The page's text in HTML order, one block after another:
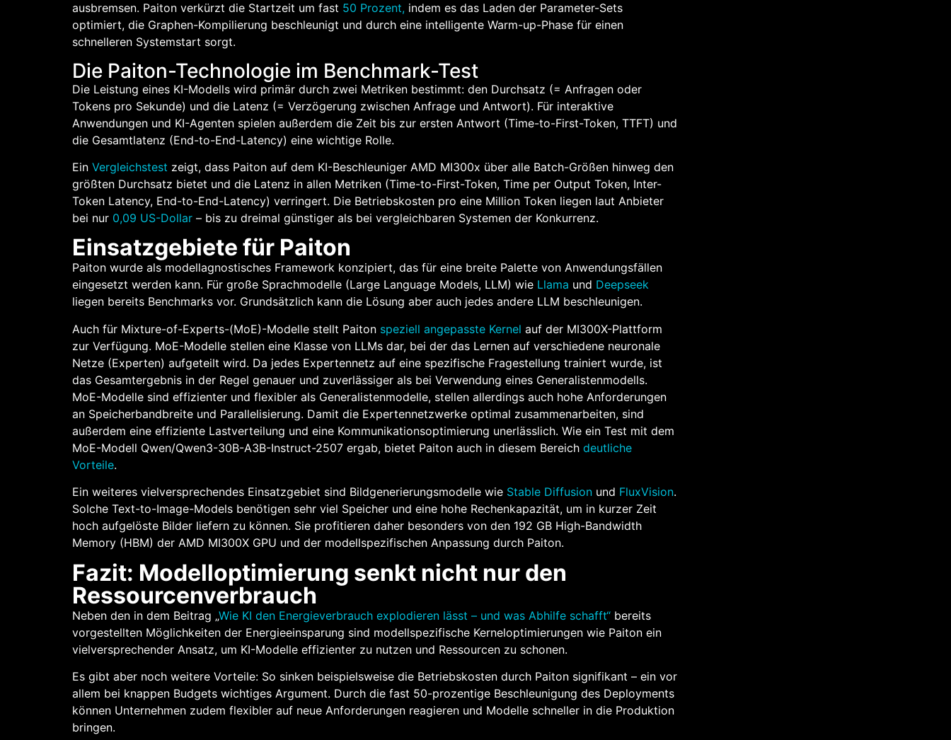
ausbremsen. Paiton verkürzt die Startzeit um fast 50 Prozent, indem es das Laden der Parameter-Sets
optimiert, die Graphen-Kompilierung beschleunigt und durch eine intelligente Warm-up-Phase für einen
schnelleren Systemstart sorgt.
Die Paiton-Technologie im Benchmark-Test
Die Leistung eines KI-Modells wird primär durch zwei Metriken bestimmt: den Durchsatz (= Anfragen oder
Tokens pro Sekunde) und die Latenz (= Verzögerung zwischen Anfrage und Antwort). Für interaktive
Anwendungen und KI-Agenten spielen außerdem die Zeit bis zur ersten Antwort (Time-to-First-Token, TTFT) und
die Gesamtlatenz (End-to-End-Latency) eine wichtige Rolle.
Ein Vergleichstest zeigt, dass Paiton auf dem KI-Beschleuniger AMD MI300x über alle Batch-Größen hinweg den
größten Durchsatz bietet und die Latenz in allen Metriken (Time-to-First-Token, Time per Output Token, Inter-
Token Latency, End-to-End-Latency) verringert. Die Betriebskosten pro eine Million Token liegen laut Anbieter
bei nur 0,09 US-Dollar – bis zu dreimal günstiger als bei vergleichbaren Systemen der Konkurrenz.
Einsatzgebiete für Paiton
Paiton wurde als modellagnostisches Framework konzipiert, das für eine breite Palette von Anwendungsfällen
eingesetzt werden kann. Für große Sprachmodelle (Large Language Models, LLM) wie Llama und Deepseek
liegen bereits Benchmarks vor. Grundsätzlich kann die Lösung aber auch jedes andere LLM beschleunigen.
Auch für Mixture-of-Experts-(MoE)-Modelle stellt Paiton speziell angepasste Kernel auf der MI300X-Plattform
zur Verfügung. MoE-Modelle stellen eine Klasse von LLMs dar, bei der das Lernen auf verschiedene neuronale
Netze (Experten) aufgeteilt wird. Da jedes Expertennetz auf eine spezifische Fragestellung trainiert wurde, ist
das Gesamtergebnis in der Regel genauer und zuverlässiger als bei Verwendung eines Generalistenmodells.
MoE-Modelle sind effizienter und flexibler als Generalistenmodelle, stellen allerdings auch hohe Anforderungen
an Speicherbandbreite und Parallelisierung. Damit die Expertennetzwerke optimal zusammenarbeiten, sind
außerdem eine effiziente Lastverteilung und eine Kommunikationsoptimierung unerlässlich. Wie ein Test mit dem
MoE-Modell Qwen/Qwen3-30B-A3B-Instruct-2507 ergab, bietet Paiton auch in diesem Bereich deutliche
Vorteile.
Ein weiteres vielversprechendes Einsatzgebiet sind Bildgenerierungsmodelle wie Stable Diffusion und FluxVision.
Solche Text-to-Image-Models benötigen sehr viel Speicher und eine hohe Rechenkapazität, um in kurzer Zeit
hoch aufgelöste Bilder liefern zu können. Sie profitieren daher besonders von den 192 GB High-Bandwidth
Memory (HBM) der AMD MI300X GPU und der modellspezifischen Anpassung durch Paiton.
Fazit: Modelloptimierung senkt nicht nur den
Ressourcenverbrauch
Neben den in dem Beitrag „Wie KI den Energieverbrauch explodieren lässt – und was Abhilfe schafft“ bereits
vorgestellten Möglichkeiten der Energieeinsparung sind modellspezifische Kerneloptimierungen wie Paiton ein
vielversprechender Ansatz, um KI-Modelle effizienter zu nutzen und Ressourcen zu schonen.
Es gibt aber noch weitere Vorteile: So sinken beispielsweise die Betriebskosten durch Paiton signifikant – ein vor
allem bei knappen Budgets wichtiges Argument. Durch die fast 50-prozentige Beschleunigung des Deployments
können Unternehmen zudem flexibler auf neue Anforderungen reagieren und Modelle schneller in die Produktion
bringen.